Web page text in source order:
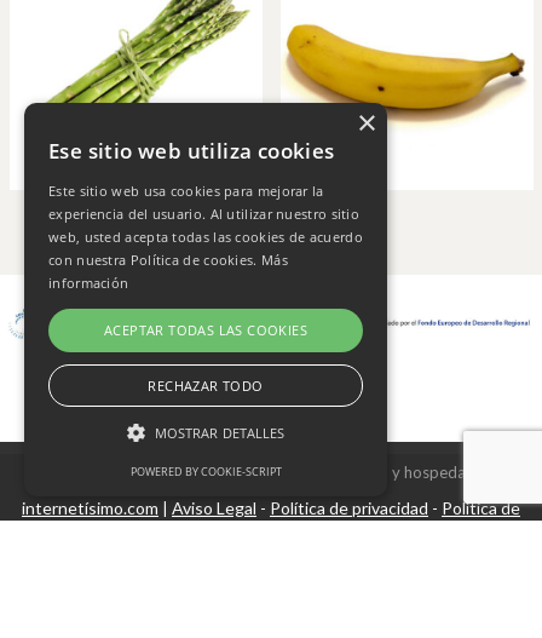
Copyright © 2026 Frutas Champi s.l. - Diseño y hospedaje
internetísimo.com | Aviso Legal - Política de privacidad - Política de
×
Ese sitio web utiliza cookies
Este sitio web usa cookies para mejorar la
experiencia del usuario. Al utilizar nuestro sitio
web, usted acepta todas las cookies de acuerdo
con nuestra Política de cookies. Más
información
ACEPTAR TODAS LAS COOKIES
RECHAZAR TODO
MOSTRAR DETALLES
POWERED BY COOKIE-SCRIPT